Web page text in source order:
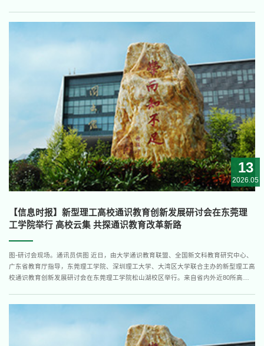
13
2026.05
【信息时报】新型理工高校通识教育创新发展研讨会在东莞理
工学院举行 高校云集 共探通识教育改革新路
图-研讨会现场。通讯员供图 近日，由大学通识教育联盟、全国新文科教育研究中心、
广东省教育厅指导，东莞理工学院、深圳理工大学、大湾区大学联合主办的新型理工高
校通识教育创新发展研讨会在东莞理工学院松山湖校区举行。来自省内外近80所高校